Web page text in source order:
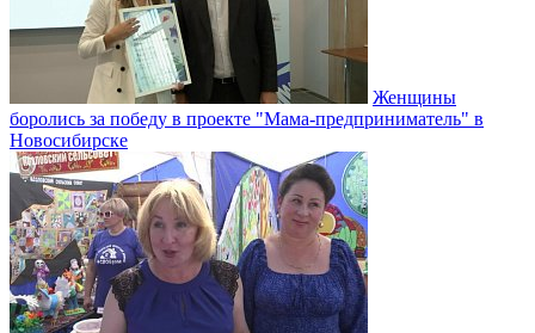
Женщины
боролись за победу в проекте "Мама-предприниматель" в
Новосибирске